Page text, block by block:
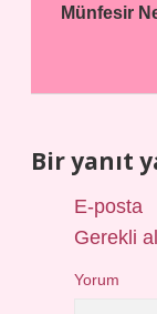
Münfesir
Bir yanıt
E-posta
Gerekli
Yorum